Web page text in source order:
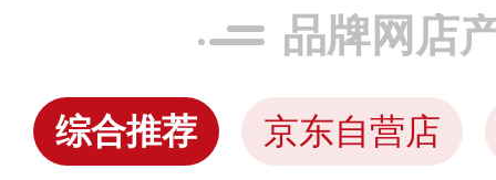
品牌网店
综合推荐 京东自营店